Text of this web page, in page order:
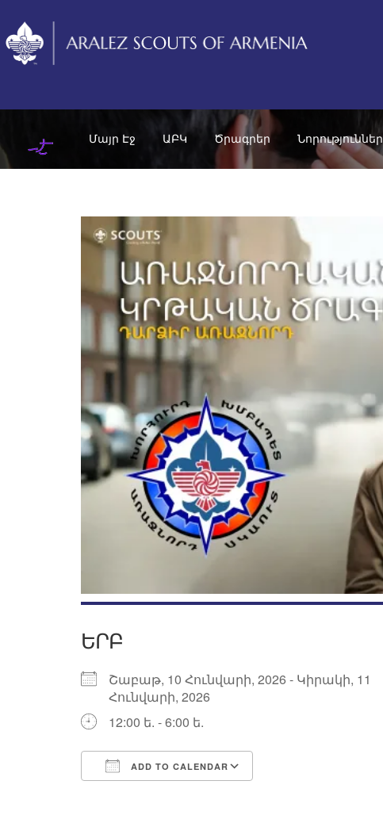
Մայր Էջ ԱԲԿ Ծրագրեր Նորություններ
ԵՐԲ
Շաբաթ, 10 Հունվարի, 2026 - Կիրակի, 11
Հունվարի, 2026
12:00 ե. - 6:00 ե.
ADD TO CALENDAR